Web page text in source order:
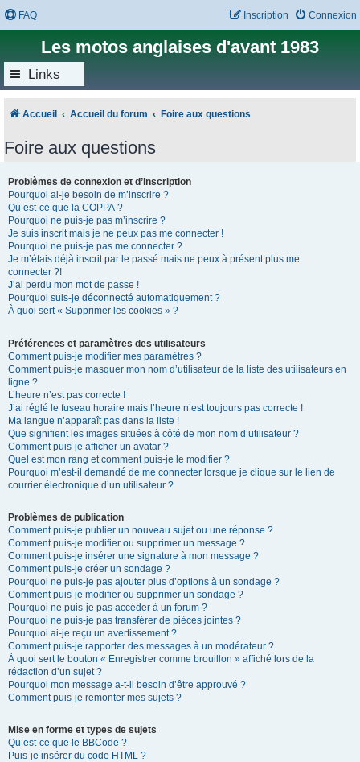
FAQ Connexion
Inscription
Les motos anglaises d'avant 1983
Links
Accueil Accueil du forum Foire aux questions
Foire aux questions
Problèmes de connexion et d’inscription
Pourquoi ai-je besoin de m’inscrire ?
Qu’est-ce que la COPPA ?
Pourquoi ne puis-je pas m’inscrire ?
Je suis inscrit mais je ne peux pas me connecter !
Pourquoi ne puis-je pas me connecter ?
Je m’étais déjà inscrit par le passé mais ne peux à présent plus me
connecter ?!
J’ai perdu mon mot de passe !
Pourquoi suis-je déconnecté automatiquement ?
À quoi sert « Supprimer les cookies » ?
Préférences et paramètres des utilisateurs
Comment puis-je modifier mes paramètres ?
Comment puis-je masquer mon nom d’utilisateur de la liste des utilisateurs en
ligne ?
L’heure n’est pas correcte !
J’ai réglé le fuseau horaire mais l’heure n’est toujours pas correcte !
Ma langue n’apparaît pas dans la liste !
Que signifient les images situées à côté de mon nom d’utilisateur ?
Comment puis-je afficher un avatar ?
Quel est mon rang et comment puis-je le modifier ?
Pourquoi m’est-il demandé de me connecter lorsque je clique sur le lien de
courrier électronique d’un utilisateur ?
Problèmes de publication
Comment puis-je publier un nouveau sujet ou une réponse ?
Comment puis-je modifier ou supprimer un message ?
Comment puis-je insérer une signature à mon message ?
Comment puis-je créer un sondage ?
Pourquoi ne puis-je pas ajouter plus d’options à un sondage ?
Comment puis-je modifier ou supprimer un sondage ?
Pourquoi ne puis-je pas accéder à un forum ?
Pourquoi ne puis-je pas transférer de pièces jointes ?
Pourquoi ai-je reçu un avertissement ?
Comment puis-je rapporter des messages à un modérateur ?
À quoi sert le bouton « Enregistrer comme brouillon » affiché lors de la
rédaction d’un sujet ?
Pourquoi mon message a-t-il besoin d’être approuvé ?
Comment puis-je remonter mes sujets ?
Mise en forme et types de sujets
Qu’est-ce que le BBCode ?
Puis-je insérer du code HTML ?